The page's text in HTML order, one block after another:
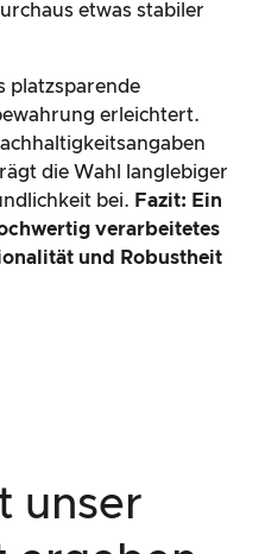
etwas stabiler
platzsparende
erleichtert.
die Wahl langlebiger
bei. Fazit: Ein
verarbeitetes
und Robustheit
unser